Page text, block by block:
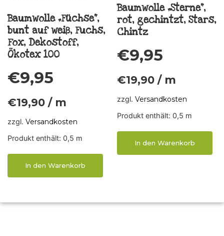
Baumwolle „Füchse“,
bunt auf weiß, Fuchs,
Fox, Dekostoff,
Ökotex 100
€9,95
€19,90 / m
zzgl. Versandkosten
Produkt enthält: 0,5 m
In den Warenkorb
Baumwolle „Sterne“,
rot, gechintzt, Stars,
Chintz
€9,95
€19,90 / m
zzgl. Versandkosten
Produkt enthält: 0,5 m
In den Warenkorb